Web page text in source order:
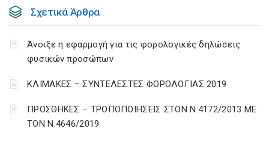
Σχετικά Άρθρα
Άνοιξε η εφαρμογή για τις φορολογικές δηλώσεις
φυσικών προσώπων
ΚΛΙΜΑΚΕΣ – ΣΥΝΤΕΛΕΣΤΕΣ ΦΟΡΟΛΟΓΙΑΣ 2019
ΠΡΟΣΘΗΚΕΣ – ΤΡΟΠΟΠΟΙΗΣΕΙΣ ΣΤΟΝ Ν.4172/2013 ΜΕ
ΤΟΝ Ν.4646/2019